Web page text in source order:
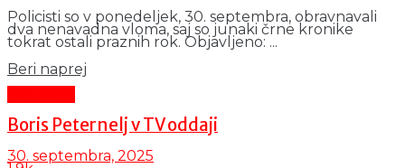
Policisti so v ponedeljek, 30. septembra, obravnavali
dva nenavadna vloma, saj so junaki črne kronike
tokrat ostali praznih rok. Objavljeno: ...
Beri naprej
Boris Peternelj v TV oddaji
30. septembra, 2025